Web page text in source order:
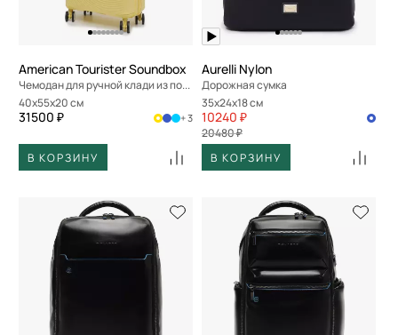
American Tourister Soundbox
Чемодан для ручной клади из полипропилена
40x55x20 см
31500 ₽ + 3
В КОРЗИНУ
Aurelli Nylon
Дорожная сумка
35x24x18 см
10240 ₽
20480 ₽
В КОРЗИНУ